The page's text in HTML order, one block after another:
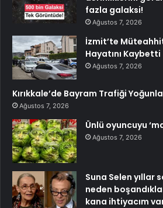
fazla galaksi!
Ağustos 7, 2026
İzmit’te
Hayatını Kaybetti
Ağustos 7, 2026
Kırıkkale’de Bayram Trafiği
Ağustos 7, 2026
Ünlü oyuncuyu
Ağustos 7, 2026
Suna Selen yıllar
neden
kana ihtiyacım